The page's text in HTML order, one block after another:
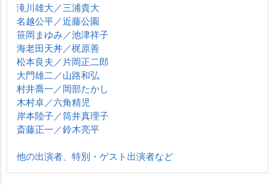
滝川雄大／三浦貴大
名越公平／近藤公園
笹岡まゆみ／池津祥子
海老田天丼／梶原善
松本良夫／片岡正二郎
大門雄二／山路和弘
村井喬一／岡部たかし
木村卓／六角精児
岸本陸子／筒井真理子
斎藤正一／鈴木亮平
他の出演者、特別・ゲスト出演者など